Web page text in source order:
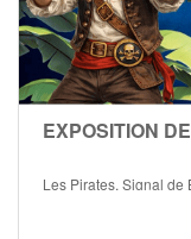
EXPOSITION
Les Pirates, Signal de